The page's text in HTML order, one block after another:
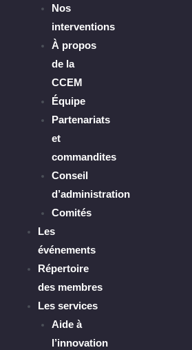
Nos
interventions
À propos
de la
CCEM
Équipe
Partenariats
et
commandites
Conseil
d’administration
Comités
Les
événements
Répertoire
des membres
Les services
Aide à
l’innovation